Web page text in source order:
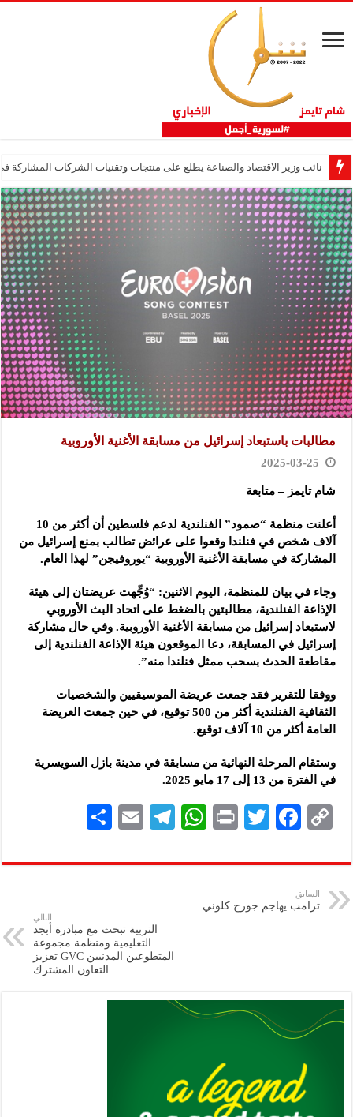
نائب وزير الاقتصاد والصناعة يطلع على منتجات وتقنيات الشركات المشاركة في
مطالبات باستبعاد إسرائيل من مسابقة الأغنية الأوروبية
2025-03-25
شام تايمز – متابعة
أعلنت منظمة “صمود” الفنلندية لدعم فلسطين أن أكثر من 10
آلاف شخص في فنلندا وقعوا على عرائض تطالب بمنع إسرائيل من
المشاركة في مسابقة الأغنية الأوروبية “يوروفيجن” لهذا العام.
وجاء في بيان للمنظمة، اليوم الاثنين: “وُجِّهت عريضتان إلى هيئة
الإذاعة الفنلندية، مطالبتين بالضغط على اتحاد البث الأوروبي
لاستبعاد إسرائيل من مسابقة الأغنية الأوروبية. وفي حال مشاركة
إسرائيل في المسابقة، دعا الموقعون هيئة الإذاعة الفنلندية إلى
مقاطعة الحدث بسحب ممثل فنلندا منه”.
ووفقا للتقرير فقد جمعت عريضة الموسيقيين والشخصيات
الثقافية الفنلندية أكثر من 500 توقيع، في حين جمعت العريضة
العامة أكثر من 10 آلاف توقيع.
وستقام المرحلة النهائية من مسابقة في مدينة بازل السويسرية
في الفترة من 13 إلى 17 مايو 2025.
C
p
y
Li
F
eb
k
T
tt
P
nt
W
at
p
Te
gr
E
ai
ar
السابق
ترامب يهاجم جورج كلوني
التالي
التربية تبحث مع مبادرة أبجد
التعليمية ومنظمة مجموعة
المتطوعين المدنيين ‏GVC‏ تعزيز
التعاون المشترك